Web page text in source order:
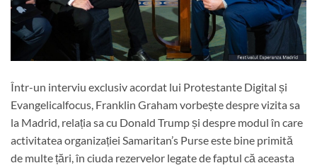
Într-un interviu exclusiv acordat lui Protestante Digital și
Evangelicalfocus, Franklin Graham vorbește despre vizita sa
la Madrid, relația sa cu Donald Trump și despre modul în care
activitatea organizației Samaritan’s Purse este bine primită
de multe țări, în ciuda rezervelor legate de faptul că aceasta